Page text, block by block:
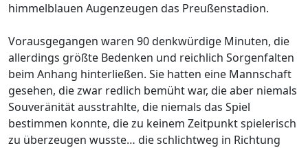
himmelblauen Augenzeugen das Preußenstadion.
Vorausgegangen waren 90 denkwürdige Minuten, die
allerdings größte Bedenken und reichlich Sorgenfalten
beim Anhang hinterließen. Sie hatten eine Mannschaft
gesehen, die zwar redlich bemüht war, die aber niemals
Souveränität ausstrahlte, die niemals das Spiel
bestimmen konnte, die zu keinem Zeitpunkt spielerisch
zu überzeugen wusste… die schlichtweg in Richtung